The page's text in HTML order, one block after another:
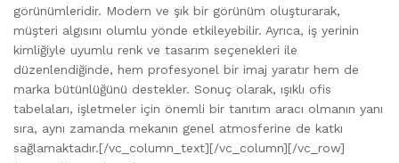
görünümleridir. Modern ve şık bir görünüm oluşturarak,
müşteri algısını olumlu yönde etkileyebilir. Ayrıca, iş yerinin
kimliğiyle uyumlu renk ve tasarım seçenekleri ile
düzenlendiğinde, hem profesyonel bir imaj yaratır hem de
marka bütünlüğünü destekler. Sonuç olarak, ışıklı ofis
tabelaları, işletmeler için önemli bir tanıtım aracı olmanın yanı
sıra, aynı zamanda mekanın genel atmosferine de katkı
sağlamaktadır.[/vc_column_text][/vc_column][/vc_row]